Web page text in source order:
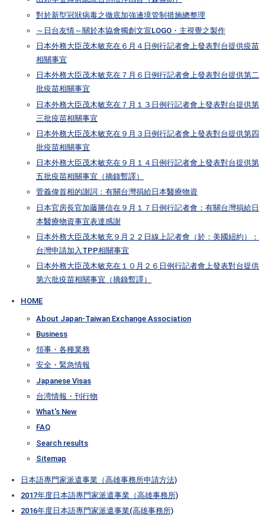
對於新型冠狀病毒之徹底加強邊境管制措施總整理
～日台友情～關於本協會獨創文宣LOGO・主視覺之製作
日本外務大臣茂木敏充在６月４日例行記者會上發表對台提供疫苗
相關事宜
日本外務大臣茂木敏充在７月６日例行記者會上發表對台提供第二
批疫苗相關事宜
日本外務大臣茂木敏充在７月１３日例行記者會上發表對台提供第
三批疫苗相關事宜
日本外務大臣茂木敏充在９月３日例行記者會上發表對台提供第四
批疫苗相關事宜
日本外務大臣茂木敏充在９月１４日例行記者會上發表對台提供第
五批疫苗相關事宜（摘錄暫譯）
菅義偉首相的謝詞：有關台灣捐給日本醫療物資
日本官房長官加藤勝信在９月１７日例行記者會：有關台灣捐給日
本醫療物資事宜表達感謝
日本外務大臣茂木敏充９月２２日線上記者會（於：美國紐約）：
台灣申請加入TPP相關事宜
日本外務大臣茂木敏充在１０月２６日例行記者會上發表對台提供
第六批疫苗相關事宜（摘錄暫譯）
HOME
About Japan-Taiwan Exchange Association
Business
領事・各種業務
安全・緊急情報
Japanese Visas
台湾情報・刊行物
What's New
FAQ
Search results
Sitemap
日本語專門家派遣事業（高雄事務所申請方法)
2017年度日本語專門家派遣事業（高雄事務所)
2016年度日本語專門家派遣事業(高雄事務所)